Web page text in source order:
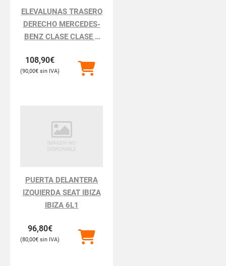
ELEVALUNAS TRASERO
DERECHO MERCEDES-
BENZ CLASE CLASE S
108,90€
90,00€
PUERTA DELANTERA
IZQUIERDA SEAT IBIZA
IBIZA 6L1
96,80€
80,00€